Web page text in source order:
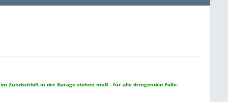
Zündschloß in der Garage stehen muß - für alle dringenden Fälle.